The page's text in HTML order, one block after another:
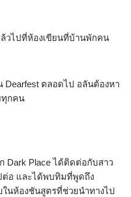
วไปที่ห้องเขียนที่บ้านพักคน
Dearfest ตลอดไป อลันต้องหา
ทุกคน
Dark Place ได้ติดต่อกับสาว
ต่อ และได้พบทิมที่พูดถึง
นห้องชันสูตรที่ช่วยนำทางไป